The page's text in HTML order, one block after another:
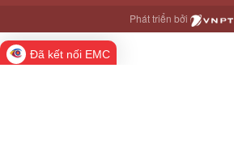
Phát triển bởi
Đã kết nối EMC